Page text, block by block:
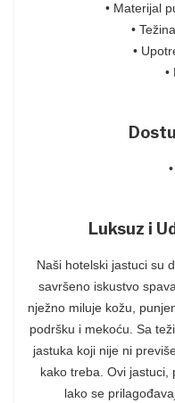
• Materijal
•
•
•
Luksuz i
Naši hotelski jastuci su
savršeno iskustvo
nježno miluje kožu,
podršku i mekoću. Sa
jastuka koji nije ni
kako treba. Ovi jastuci,
lako se